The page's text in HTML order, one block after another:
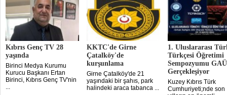
Kıbrıs Genç TV 28
yaşında
Birinci Medya Kurumu
Kurucu Başkanı Ertan
Birinci, Kıbrıs Genç TV'nin
...
KKTC'de Girne
Çatalköy'de
kurşunlama
Girne Çatalköy'de 21
yaşındaki bir şahıs, park
halindeki araca tabanca ...
1. Uluslararası
Türkçesi Öğretimi
Sempozyumu
Gerçekleşiyor
Kuzey Kıbrıs Türk
Cumhuriyeti;nde son